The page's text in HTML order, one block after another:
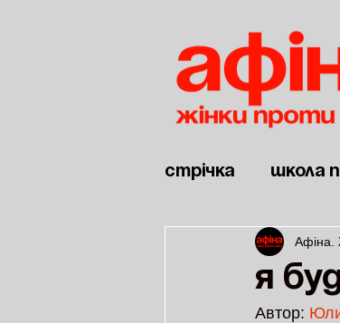
Стрічка Школа
Новини Дві
Я
Афіна.
Автор: